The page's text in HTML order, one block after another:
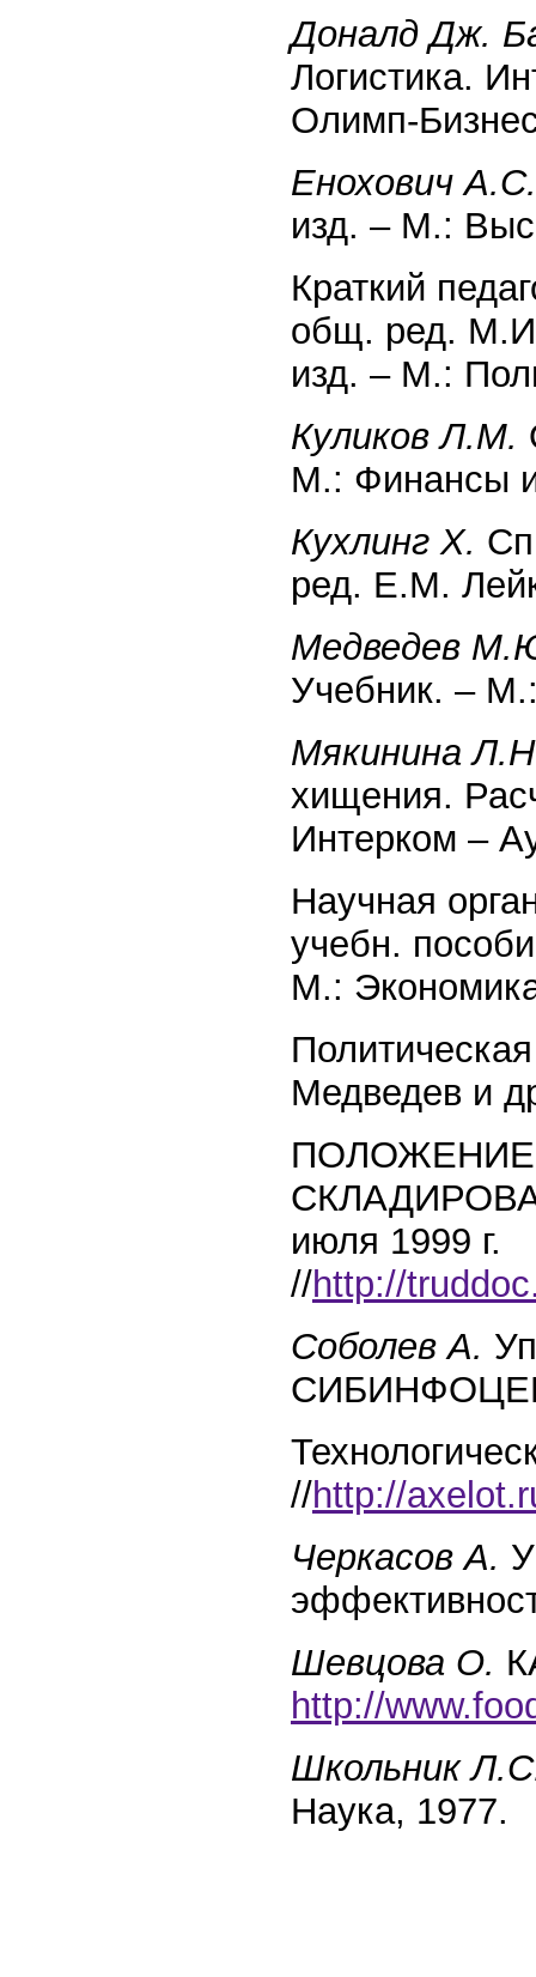
Доналд Дж.
Логистика.
Олимп-
Енохович А.С.
изд. – М.:
Краткий
общ. ред.
изд. – М.:
Куликов Л.М.
М.: Финансы и
Кухлинг Х.
ред. Е.М.
Медведев
Учебник. –
Мякинина
хищения.
Интерком –
Научная
учебн.
М.:
Медведев и
июля 1999 г.
//http://
Соболев А.
//http://
Черкасов А.
Шевцова О.
http://
Школьник
Наука, 1977.